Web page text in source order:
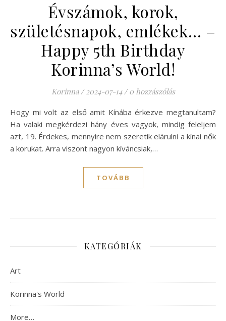
Évszámok, korok,
születésnapok, emlékek… –
Happy 5th Birthday
Korinna’s World!
Korinna / 2024-07-14 / 0 hozzászólás
Hogy mi volt az első amit Kínába érkezve megtanultam?
Ha valaki megkérdezi hány éves vagyok, mindig feleljem
azt, 19. Érdekes, mennyire nem szeretik elárulni a kínai nők
a korukat. Arra viszont nagyon kíváncsiak,…
TOVÁBB
KATEGÓRIÁK
Art
Korinna's World
More…